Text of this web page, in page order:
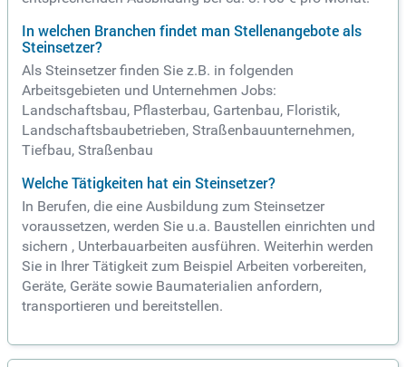
In welchen Branchen findet man Stellenangebote als
Steinsetzer?
Als Steinsetzer finden Sie z.B. in folgenden
Arbeitsgebieten und Unternehmen Jobs:
Landschaftsbau, Pflasterbau, Gartenbau, Floristik,
Landschaftsbaubetrieben, Straßenbauunternehmen,
Tiefbau, Straßenbau
Welche Tätigkeiten hat ein Steinsetzer?
In Berufen, die eine Ausbildung zum Steinsetzer
voraussetzen, werden Sie u.a. Baustellen einrichten und
sichern , Unterbauarbeiten ausführen. Weiterhin werden
Sie in Ihrer Tätigkeit zum Beispiel Arbeiten vorbereiten,
Geräte, Geräte sowie Baumaterialien anfordern,
transportieren und bereitstellen.